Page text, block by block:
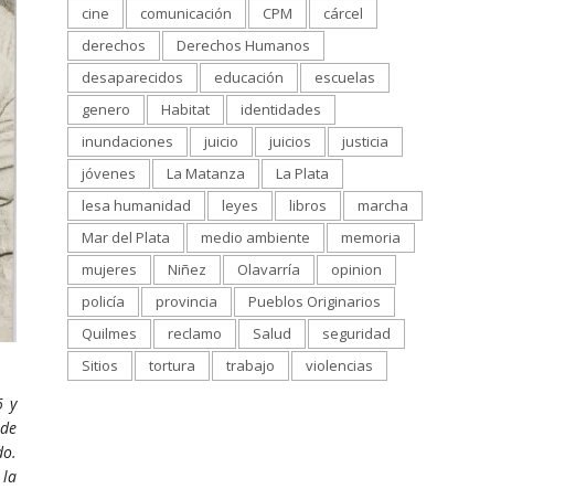
y
la
cine
comunicación CPM
cárcel
derechos
Derechos Humanos
desaparecidos
educación
escuelas
genero
Habitat
identidades
inundaciones
juicio juicios
justicia
jóvenes
La Matanza
La Plata
lesa humanidad
leyes libros
marcha
Mar del Plata
medio ambiente
memoria
mujeres
Niñez Olavarría
opinion
policía
provincia
Pueblos Originarios
Quilmes
reclamo Salud
seguridad
Sitios
tortura trabajo violencias